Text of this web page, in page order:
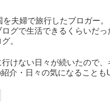
夫婦で旅行したブロガー。
グで生活できるくらいだっ
。
けない日々が続いたので、
介・日々の気になることも